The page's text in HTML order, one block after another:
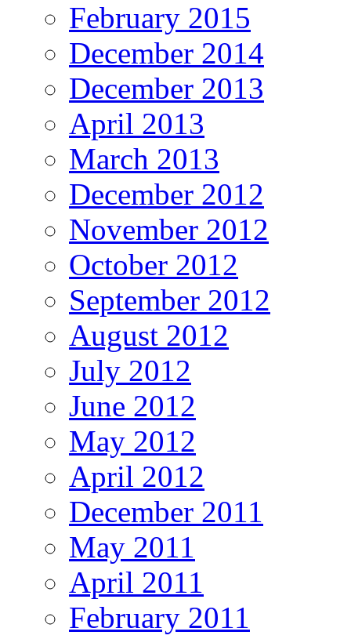
February 2015
December 2014
December 2013
April 2013
March 2013
December 2012
November 2012
October 2012
September 2012
August 2012
July 2012
June 2012
May 2012
April 2012
December 2011
May 2011
April 2011
February 2011